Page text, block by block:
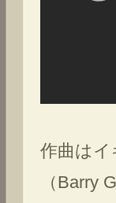
作曲は
（Barry